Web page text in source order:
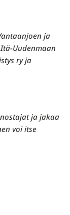
ja
Uudenmaan
ry ja
ja jakaa
voi itse